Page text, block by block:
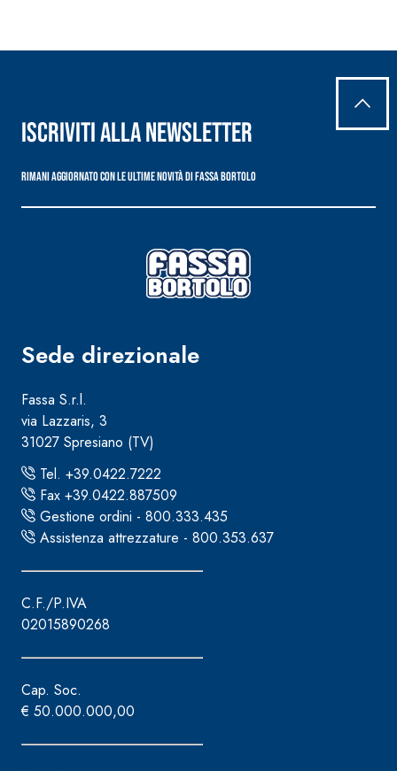
Iscriviti alla newsletter
Rimani aggiornato con le ultime novità di Fassa Bortolo
Sede direzionale
Fassa S.r.l.
via Lazzaris, 3
31027 Spresiano (TV)
Tel. +39.0422.7222
Fax +39.0422.887509
Gestione ordini - 800.333.435
Assistenza attrezzature - 800.353.637
C.F./P.IVA
02015890268
Cap. Soc.
€ 50.000.000,00